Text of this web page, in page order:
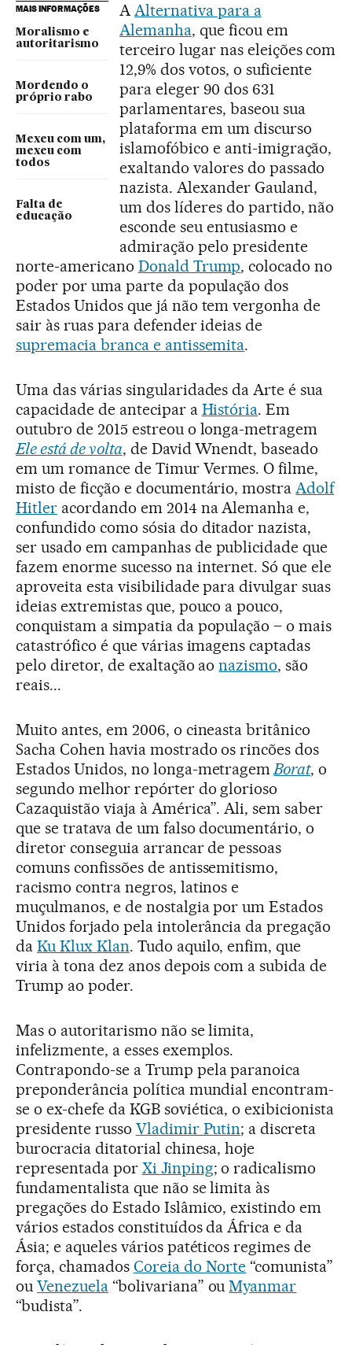
MAIS INFORMAÇÕES
Moralismo e
autoritarismo
Mordendo o
próprio rabo
Mexeu com um,
mexeu com
todos
Falta de
educação
AAlternativa para a
Alemanha, que ficou em
terceiro lugar nas eleições com
12,9% dos votos, o suficiente
para eleger 90 dos 631
parlamentares, baseou sua
plataforma em um discurso
islamofóbico e anti-imigração,
exaltando valores do passado
nazista. Alexander Gauland,
um dos líderes do partido, não
esconde seu entusiasmo e
admiração pelo presidente
norte-americano Donald Trump, colocado no
poder por uma parte da população dos
Estados Unidos que já não tem vergonha de
sair às ruas para defender ideias de
supremacia branca e antissemita.
Uma das várias singularidades da Arte é sua
capacidade de antecipar a História. Em
outubro de 2015 estreou o longa-metragem
Ele está de volta, de David Wnendt, baseado
em um romance de Timur Vermes. O filme,
misto de ficção e documentário, mostraAdolf
Hitleracordando em 2014 na Alemanha e,
confundido como sósia do ditador nazista,
ser usado em campanhas de publicidade que
fazem enorme sucesso na internet. Só que ele
aproveita esta visibilidade para divulgar suas
ideias extremistas que, pouco a pouco,
conquistam a simpatia da população – o mais
catastrófico é que várias imagens captadas
pelo diretor, de exaltação aonazismo, são
reais...
Muito antes, em 2006, o cineasta britânico
Sacha Cohen havia mostrado os rincões dos
Estados Unidos, no longa-metragemBorat, o
segundo melhor repórter do glorioso
Cazaquistão viaja à América”. Ali, sem saber
que se tratava de um falso documentário, o
diretor conseguia arrancar de pessoas
comuns confissões de antissemitismo,
racismo contra negros, latinos e
muçulmanos, e de nostalgia por um Estados
Unidos forjado pela intolerância da pregação
da Ku Klux Klan. Tudo aquilo, enfim, que
viria à tona dez anos depois com a subida de
Trump ao poder.
Mas o autoritarismo não se limita,
infelizmente, a esses exemplos.
Contrapondo-se a Trump pela paranoica
preponderância política mundial encontram-
se o ex-chefe da KGB soviética, o exibicionista
presidente russo Vladimir Putin; a discreta
burocracia ditatorial chinesa, hoje
representada por Xi Jinping; o radicalismo
fundamentalista que não se limita às
pregações do Estado Islâmico, existindo em
vários estados constituídos da África e da
Ásia; e aqueles vários patéticos regimes de
força, chamados Coreia do Norte “comunista”
ou Venezuela“bolivariana” ouMyanmar
“budista”.